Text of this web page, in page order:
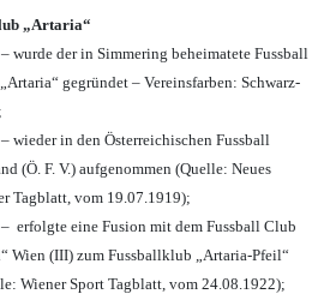
„Artaria“
wurde der in Simmering beheimatete Fussball
gegründet – Vereinsfarben: Schwarz-
wieder in den Österreichischen Fussball
(Ö. F. V.) aufgenommen (Quelle: Neues
Tagblatt, vom 19.07.1919);
erfolgte eine Fusion mit dem Fussball Club
Wien (III) zum Fussballklub „Artaria-Pfeil“
Wiener Sport Tagblatt, vom 24.08.1922);